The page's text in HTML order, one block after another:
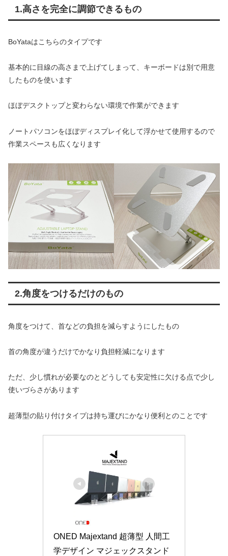
1.高さを完全に調節できるもの
BoYataはこちらのタイプです
基本的に目線の高さまで上げてしまって、キーボードは別で用意
したものを使います
ほぼデスクトップと変わらない環境で作業ができます
ノートパソコンをほぼディスプレイ化して浮かせて使用するので
作業スペースも広くなります
2.角度をつけるだけのもの
角度をつけて、首などの負担を減らすようにしたもの
首の角度が違うだけでかなり負担軽減になります
ただ、少し慣れが必要なのとどうしても安定性に欠ける点で少し
使いづらさがあります
超薄型の貼り付けタイプは持ち運びにかなり便利とのことです
ONED Majextand 超薄型 人間工
学デザイン マジェックスタンド